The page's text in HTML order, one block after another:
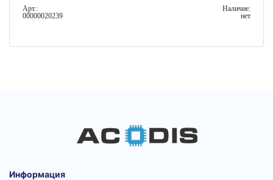
Арт.:
00000020239
Наличие:
нет
Информация